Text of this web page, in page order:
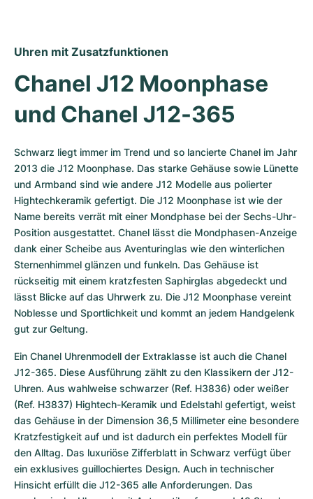
Uhren mit Zusatzfunktionen
Chanel J12 Moonphase
und Chanel J12-365
Schwarz liegt immer im Trend und so lancierte Chanel im Jahr
2013 die J12 Moonphase. Das starke Gehäuse sowie Lünette
und Armband sind wie andere J12 Modelle aus polierter
Hightechkeramik gefertigt. Die J12 Moonphase ist wie der
Name bereits verrät mit einer Mondphase bei der Sechs-Uhr-
Position ausgestattet. Chanel lässt die Mondphasen-Anzeige
dank einer Scheibe aus Aventuringlas wie den winterlichen
Sternenhimmel glänzen und funkeln. Das Gehäuse ist
rückseitig mit einem kratzfesten Saphirglas abgedeckt und
lässt Blicke auf das Uhrwerk zu. Die J12 Moonphase vereint
Noblesse und Sportlichkeit und kommt an jedem Handgelenk
gut zur Geltung.
Ein Chanel Uhrenmodell der Extraklasse ist auch die Chanel
J12-365. Diese Ausführung zählt zu den Klassikern der J12-
Uhren. Aus wahlweise schwarzer (Ref. H3836) oder weißer
(Ref. H3837) Hightech-Keramik und Edelstahl gefertigt, weist
das Gehäuse in der Dimension 36,5 Millimeter eine besondere
Kratzfestigkeit auf und ist dadurch ein perfektes Modell für
den Alltag. Das luxuriöse Zifferblatt in Schwarz verfügt über
ein exklusives guillochiertes Design. Auch in technischer
Hinsicht erfüllt die J12-365 alle Anforderungen. Das